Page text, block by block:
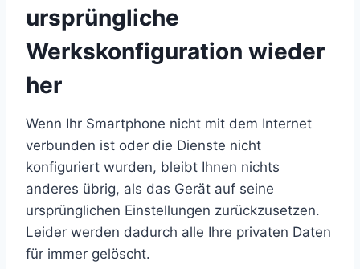
ursprüngliche
Werkskonfiguration wieder
her
Wenn Ihr Smartphone nicht mit dem Internet
verbunden ist oder die Dienste nicht
konfiguriert wurden, bleibt Ihnen nichts
anderes übrig, als das Gerät auf seine
ursprünglichen Einstellungen zurückzusetzen.
Leider werden dadurch alle Ihre privaten Daten
für immer gelöscht.